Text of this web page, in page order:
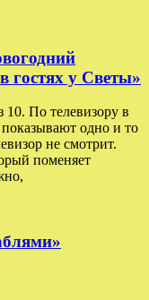
гостях у Светы»
10. По телевизору в
одно и то
не смотрит.
поменяет